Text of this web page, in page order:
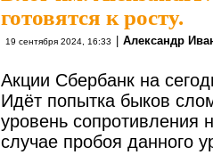
готовятся к росту.
19 сентября 2024, 16:33 Александр
Акции Сбербанк на
Идёт попытка быков
уровень сопротивления
случае пробоя данного